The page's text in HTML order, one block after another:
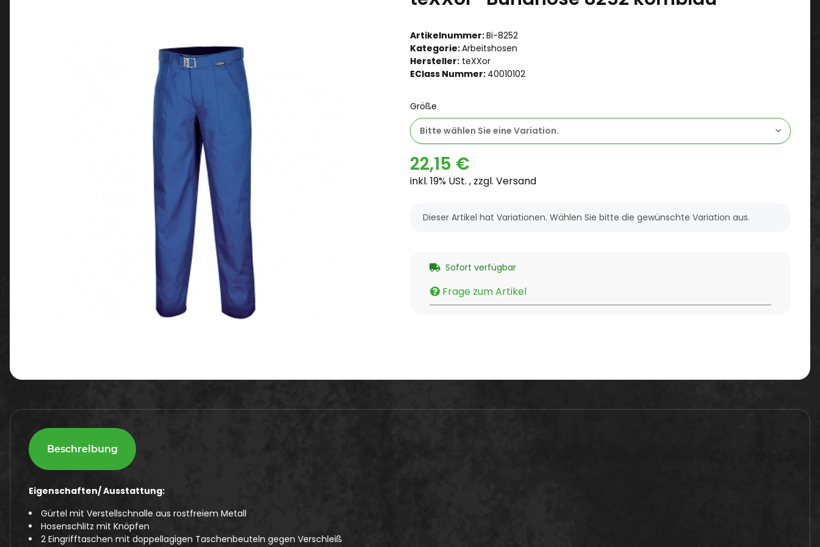
Artikelnummer:Bi-8252
Kategorie:Arbeitshosen
Hersteller: teXXor
EClass Nummer: 40010102
Größe
Bitte wählen Sie eine Variation.
22,15 €
inkl. 19% USt. , zzgl. Versand
x
Dieser Artikel hat Variationen. Wählen Sie bitte die gewünschte Variation aus.
Sofort verfügbar
Frage zum Artikel
Beschreibung
Eigenschaften/ Ausstattung:
Gürtel mit Verstellschnalle aus rostfreiem Metall
Hosenschlitz mit Knöpfen
2 Eingrifftaschen mit doppellagigen Taschenbeuteln gegen Verschleiß